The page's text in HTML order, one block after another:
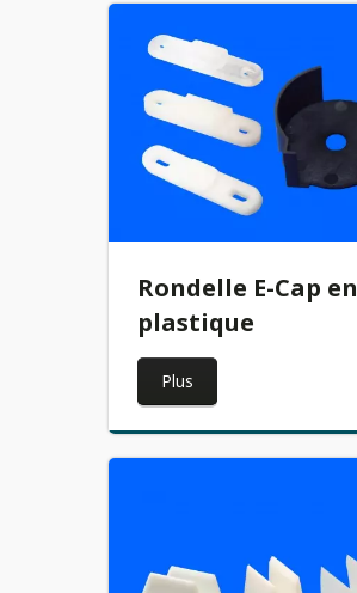
Rondelle E-Cap en
plastique
Plus